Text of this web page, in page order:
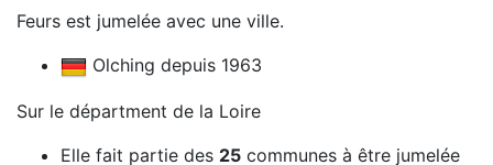
Feurs est jumelée avec une ville.
Olching depuis 1963
Sur le départment de la Loire
Elle fait partie des 25 communes à être jumelée